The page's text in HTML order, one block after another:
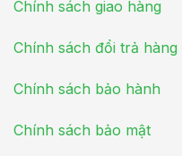
Chính sách giao hàng
Chính sách đổi trả hàng
Chính sách bảo hành
Chính sách bảo mật